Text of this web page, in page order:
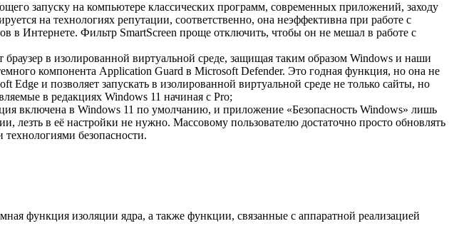
запуску на компьютере классических программ, современных приложений, заходу
на технологиях репутации, соответственно, она неэффективна при работе с
в Интернете. Фильтр SmartScreen проще отключить, чтобы он не мешал в работе с
в изолированной виртуальной среде, защищая таким образом Windows и наши
компонента Application Guard в Microsoft Defender. Это годная функция, но она не
и позволяет запускать в изолированной виртуальной среде не только сайты, но
в редакциях Windows 11 начиная с Pro;
включена в Windows 11 по умолчанию, и приложение «Безопасность Windows» лишь
лезть в её настройки не нужно. Массовому пользователю достаточно просто обновлять
безопасности.
функция изоляции ядра, а также функции, связанные с аппаратной реализацией